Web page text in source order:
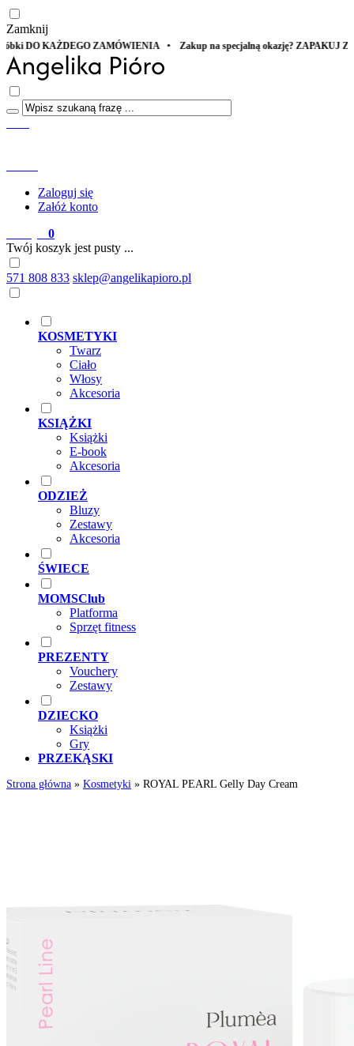
Zamknij
na specjalną okazję? ZAPAKUJ Z MIŁOŚCIĄ
Zaloguj się
Załóż konto
0
Twój koszyk jest pusty ...
571 808 833 sklep@angelikapioro.pl
KOSMETYKI
Twarz
Ciało
Włosy
Akcesoria
KSIĄŻKI
Książki
E-book
Akcesoria
ODZIEŻ
Bluzy
Zestawy
Akcesoria
ŚWIECE
MOMSClub
Platforma
Sprzęt fitness
PREZENTY
Vouchery
Zestawy
DZIECKO
Książki
Gry
PRZEKĄSKI
Strona główna » Kosmetyki » ROYAL PEARL Gelly Day Cream